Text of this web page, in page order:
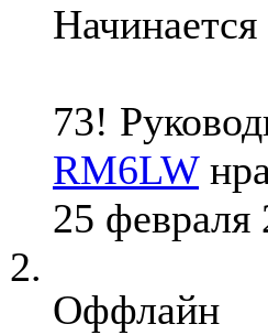
73!
RM6LW
25
Оффлайн